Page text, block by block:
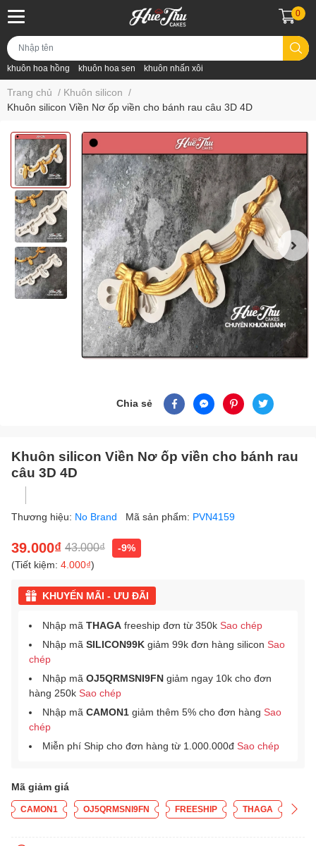
khuôn hoa hồng khuôn hoa sen khuôn nhấn xôi
0
Trang chủ / Khuôn silicon /
Khuôn silicon Viền Nơ ốp viền cho bánh rau câu 3D 4D
Chia sẻ
Khuôn silicon Viền Nơ ốp viền cho bánh rau
câu 3D 4D
Thương hiệu: No Brand Mã sản phẩm: PVN4159
39.000₫ 43.000₫
-9%
(Tiết kiệm: 4.000₫)
KHUYẾN MÃI - ƯU ĐÃI
Nhập mã THAGA freeship đơn từ 350k Sao chép
Nhập mã SILICON99K giảm 99k đơn hàng silicon Sao
chép
Nhập mã OJ5QRMSNI9FN giảm ngay 10k cho đơn
hàng 250k Sao chép
Nhập mã CAMON1 giảm thêm 5% cho đơn hàng Sao
chép
Miễn phí Ship cho đơn hàng từ 1.000.000đ Sao chép
Mã giảm giá
CAMON1 OJ5QRMSNI9FN FREESHIP THAGA